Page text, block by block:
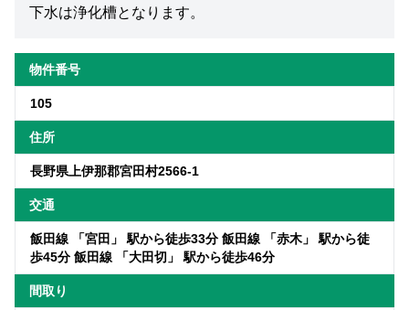
下水は浄化槽となります。
物件番号
105
住所
長野県上伊那郡宮田村2566-1
交通
飯田線 「宮田」 駅から徒歩33分 飯田線 「赤木」 駅から徒
歩45分 飯田線 「大田切」 駅から徒歩46分
間取り